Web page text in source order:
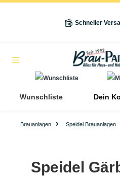
Schneller
Wunschliste Dein
Brauanlagen Speidel Brauanlagen
Speidel